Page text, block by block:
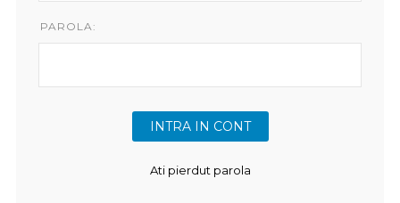
PAROLA:
Ati pierdut parola